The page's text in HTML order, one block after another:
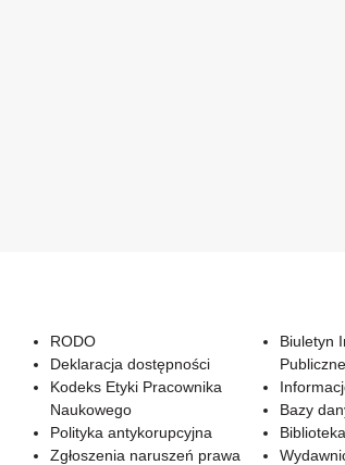
RODO
Deklaracja dostępności
Kodeks Etyki Pracownika
Naukowego
Polityka antykorupcyjna
Zgłoszenia naruszeń prawa
Biuletyn
Bazy
Biblioteka